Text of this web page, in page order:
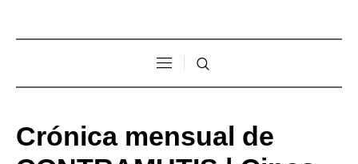
Crónica mensual de